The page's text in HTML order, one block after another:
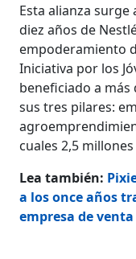
Esta alianza surge
diez años de
empoderamiento
Iniciativa por los
beneficiado a más
sus tres pilares:
cuales 2,5
Lea también:
a los once años
empresa de